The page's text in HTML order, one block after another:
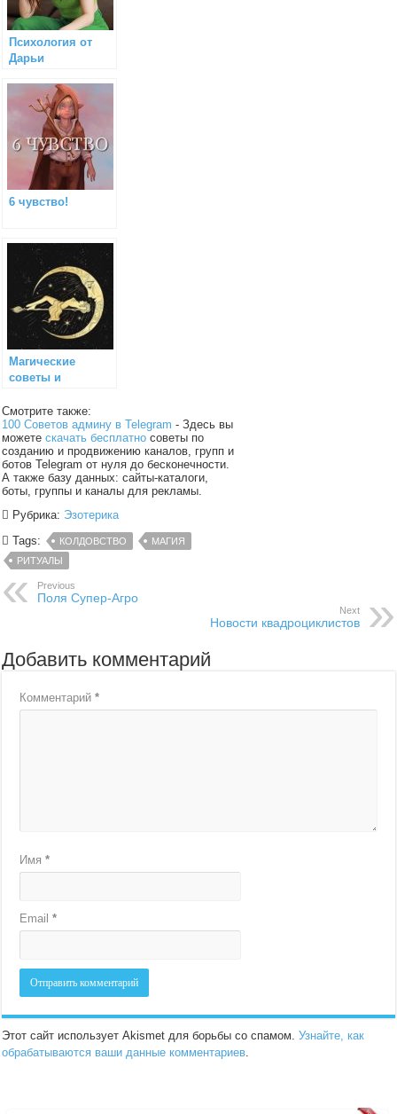
Психология от
Дарьи
6 чувство!
Магические
советы и
Смотрите также:
100 Советов админу в Telegram - Здесь вы
можетескачать бесплатно советы по
созданию и продвижению каналов, групп и
ботов Telegram от нуля до бесконечности.
А также базу данных: сайты-каталоги,
боты, группы и каналы для рекламы.
Рубрика: Эзотерика
Tags:
КОЛДОВСТВО
МАГИЯ
РИТУАЛЫ
Previous
Поля Супер-Агро
Next
Новости квадроциклистов
Добавить комментарий
Комментарий*
Имя*
Email*
Этот сайт использует Akismet для борьбы со спамом.Узнайте, как
обрабатываются ваши данные комментариев.